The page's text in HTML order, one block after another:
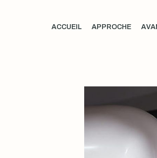
ACCUEIL APPROCHE